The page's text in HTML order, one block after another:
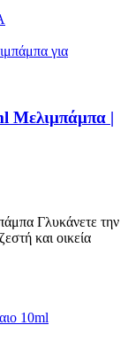
Μελιμπάμπα |
Γλυκάνετε την
και οικεία